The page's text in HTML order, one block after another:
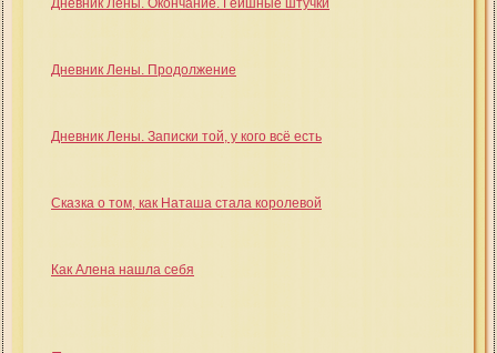
Дневник Лены. Продолжение
Дневник Лены. Записки той, у кого всё есть
Сказка о том, как Наташа стала королевой
Как Алена нашла себя